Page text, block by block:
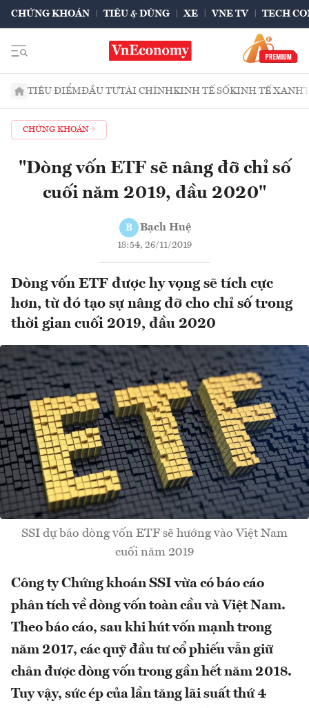
CHỨNG KHOÁN TIÊU & DÙNG XE VNE TV TECH
TIÊU ĐIỂMĐẦU TƯTÀI CHÍNHKINH TẾ SỐKINH TẾ XANH
CHỨNG KHOÁN
"Dòng vốn ETF sẽ nâng đỡ chỉ số
cuối năm 2019, đầu 2020"
B Bạch Huệ
18:54, 26/11/2019
Dòng vốn ETF được hy vọng sẽ tích cực
hơn, từ đó tạo sự nâng đỡ cho chỉ số trong
thời gian cuối 2019, đầu 2020
SSI dự báo dòng vốn ETF sẽ hướng vào Việt Nam
cuối năm 2019
Công ty Chứng khoán SSI vừa có báo cáo
phân tích về dòng vốn toàn cầu và Việt Nam.
Theo báo cáo, sau khi hút vốn mạnh trong
năm 2017, các quỹ đầu tư cổ phiếu vẫn giữ
chân được dòng vốn trong gần hết năm 2018.
Tuy vậy, sức ép của lần tăng lãi suất thứ 4